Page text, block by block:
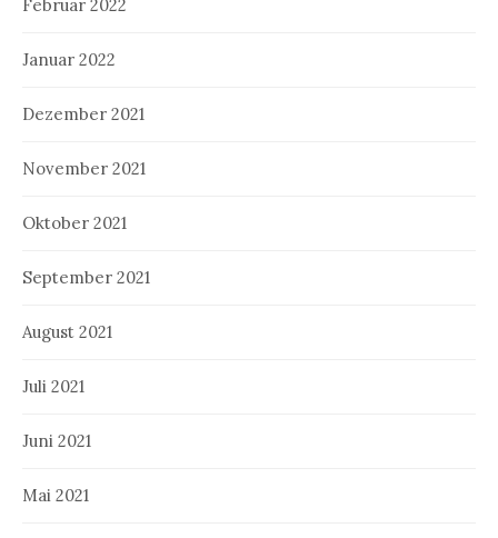
Februar 2022
Januar 2022
Dezember 2021
November 2021
Oktober 2021
September 2021
August 2021
Juli 2021
Juni 2021
Mai 2021